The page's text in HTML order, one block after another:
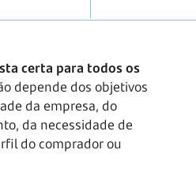
certa para todos os
depende dos objetivos
da empresa, do
da necessidade de
do comprador ou